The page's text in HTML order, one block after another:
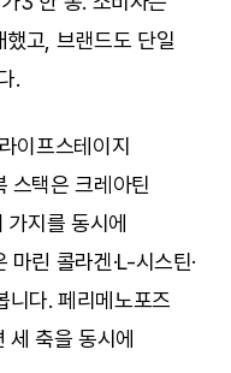
고, 브랜드도 단일
.
이프스테이지
스택은 크레아틴
가지를 동시에
린 콜라겐·L-시스틴·
니다. 페리메노포즈
세 축을 동시에